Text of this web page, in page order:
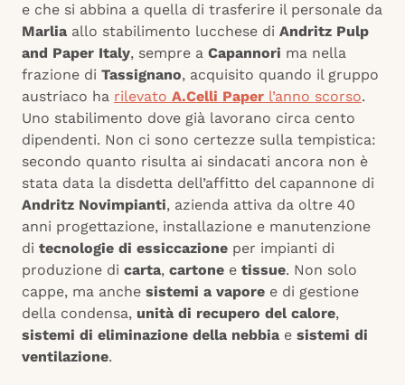
e che si abbina a quella di trasferire il personale da
Marlia allo stabilimento lucchese di Andritz Pulp
and Paper Italy, sempre a Capannori ma nella
frazione di Tassignano, acquisito quando il gruppo
austriaco ha rilevato A.Celli Paper l’anno scorso.
Uno stabilimento dove già lavorano circa cento
dipendenti. Non ci sono certezze sulla tempistica:
secondo quanto risulta ai sindacati ancora non è
stata data la disdetta dell’affitto del capannone di
Andritz Novimpianti, azienda attiva da oltre 40
anni progettazione, installazione e manutenzione
di tecnologie di essiccazione per impianti di
produzione di carta, cartone e tissue. Non solo
cappe, ma anche sistemi a vapore e di gestione
della condensa, unità di recupero del calore,
sistemi di eliminazione della nebbia e sistemi di
ventilazione.